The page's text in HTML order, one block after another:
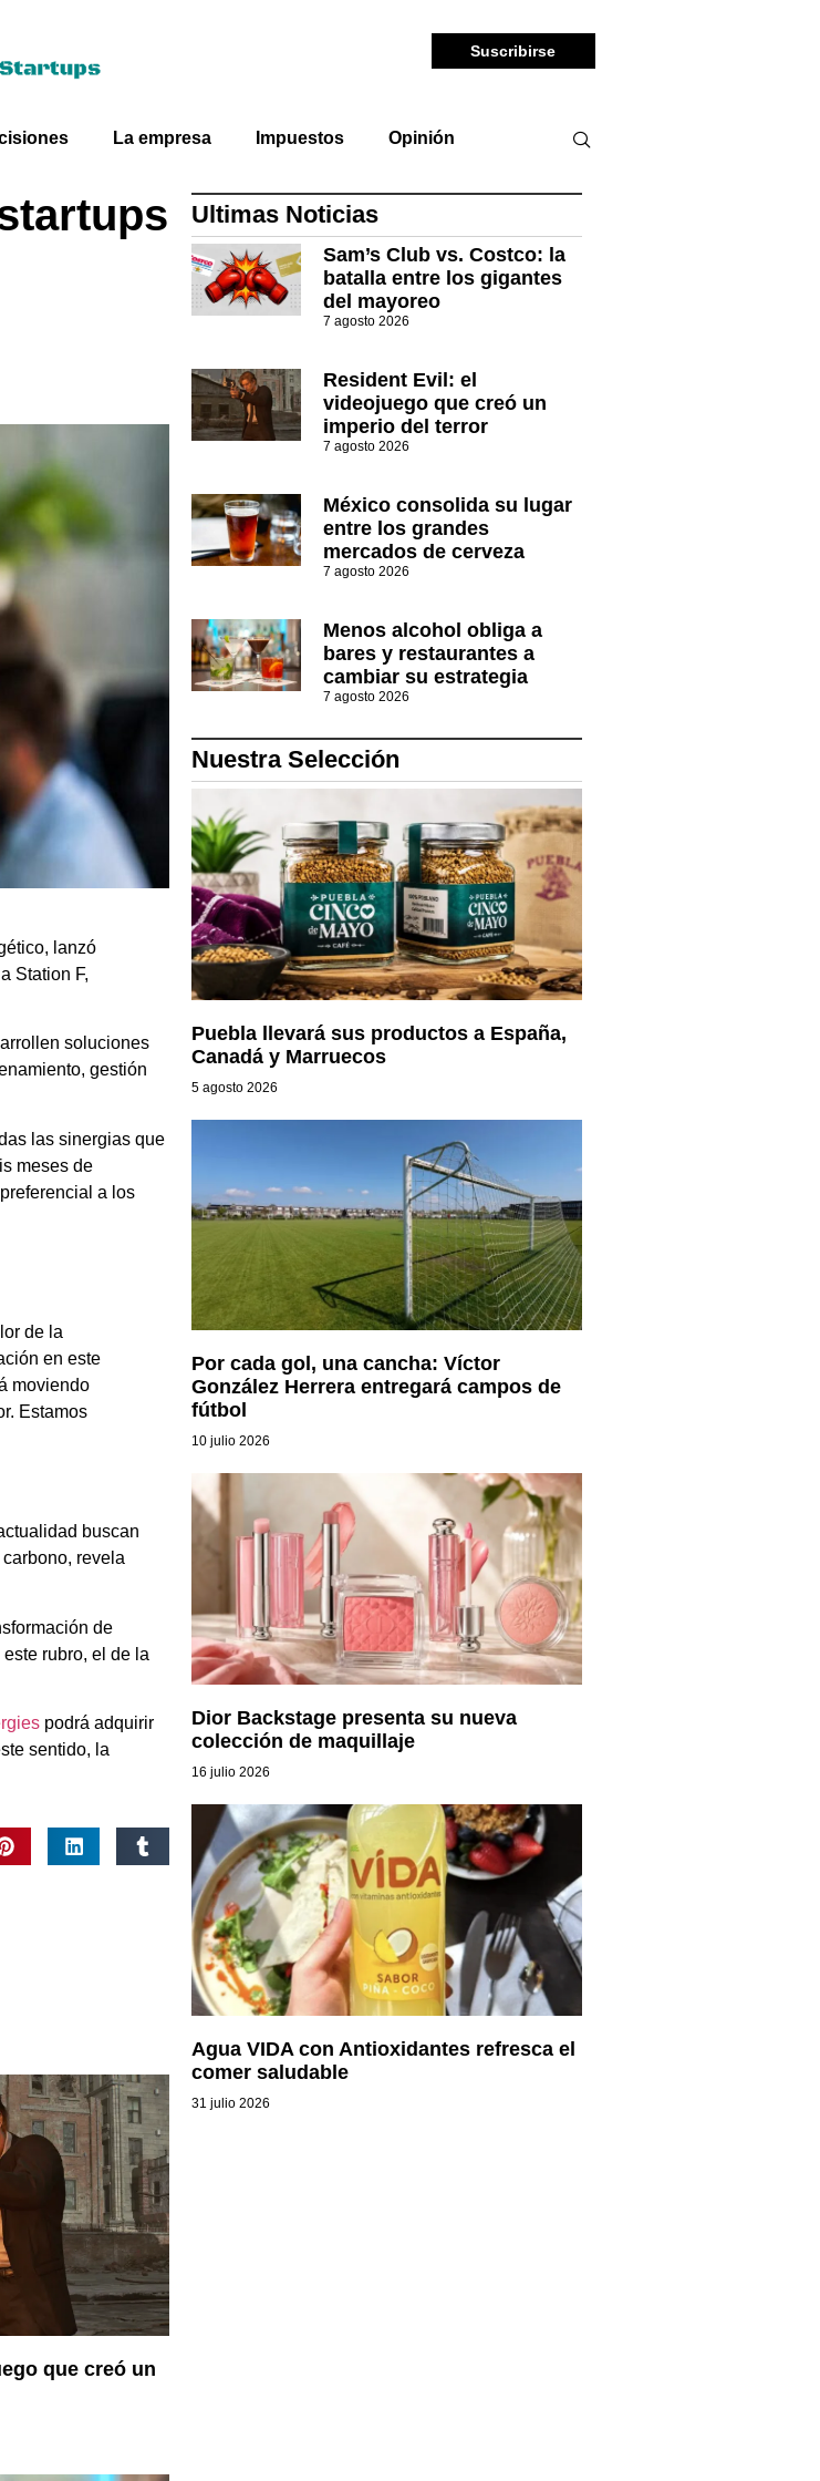
Suscribirse
La empresa Impuestos Opinión
lanzó
Station F,
soluciones
gestión
las sinergias que
meses de
a los
de la
en este
moviendo
Estamos
buscan
revela
de
rubro, el de la
podrá adquirir
sentido, la
que creó un
Ultimas Noticias
Sam’s Club vs. Costco: la
batalla entre los gigantes
del mayoreo
7 agosto 2026
Resident Evil: el
videojuego que creó un
imperio del terror
7 agosto 2026
México consolida su lugar
entre los grandes
mercados de cerveza
7 agosto 2026
Menos alcohol obliga a
bares y restaurantes a
cambiar su estrategia
7 agosto 2026
Nuestra Selección
Puebla llevará sus productos a España,
Canadá y Marruecos
5 agosto 2026
Por cada gol, una cancha: Víctor
González Herrera entregará campos de
fútbol
10 julio 2026
Dior Backstage presenta su nueva
colección de maquillaje
16 julio 2026
Agua VIDA con Antioxidantes refresca el
comer saludable
31 julio 2026